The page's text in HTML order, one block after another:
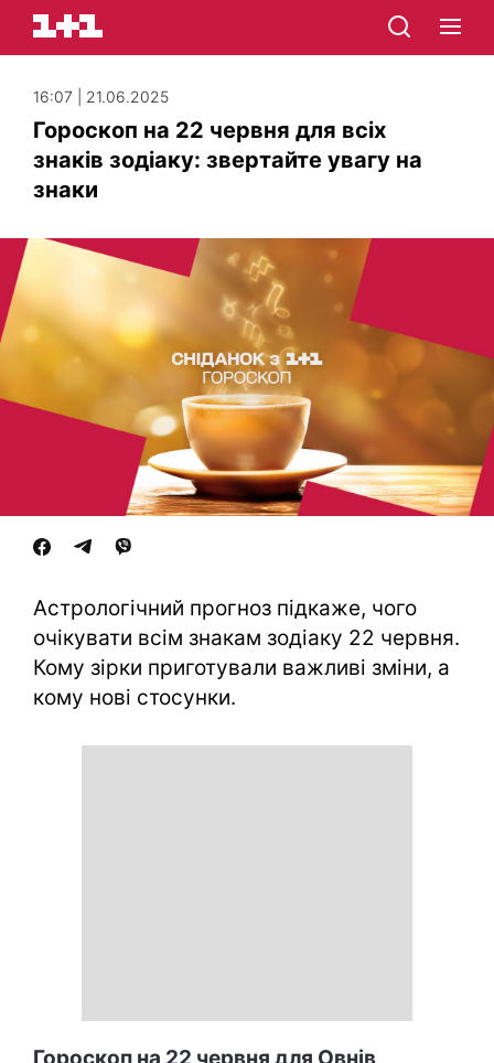
16:07 | 21.06.2025
Гороскоп на 22 червня для всіх
знаків зодіаку: звертайте увагу на
знаки
Астрологічний прогноз підкаже, чого
очікувати всім знакам зодіаку 22 червня.
Кому зірки приготували важливі зміни, а
кому нові стосунки.